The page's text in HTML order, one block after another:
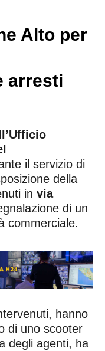
Alto per
arresti
il servizio di
della
in via
di un
commerciale.
hanno
di uno scooter
degli agenti, ha